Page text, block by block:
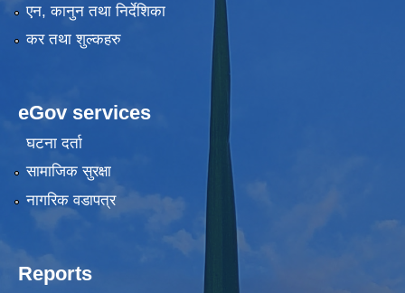
एन, कानुन तथा निर्देशिका
कर तथा शुल्कहरु
eGov services
घटना दर्ता
सामाजिक सुरक्षा
नागरिक वडापत्र
Reports